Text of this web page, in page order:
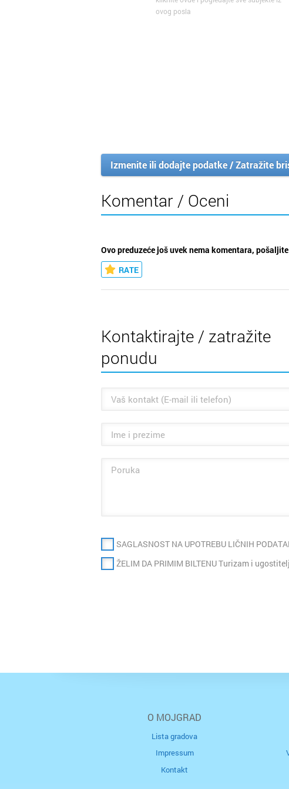
ovog posla
Izmenite ili dodajte podatke / Zatražite
Komentar / Oceni
Ovo preduzeće još uvek nema komentara,
RATE
Kontaktirajte / zatražite
ponudu
SAGLASNOST NA UPOTREBU LIČNIH
ŽELIM DA PRIMIM BILTENU Turizam i
O MOJGRAD
Lista gradova
Impressum
Kontakt